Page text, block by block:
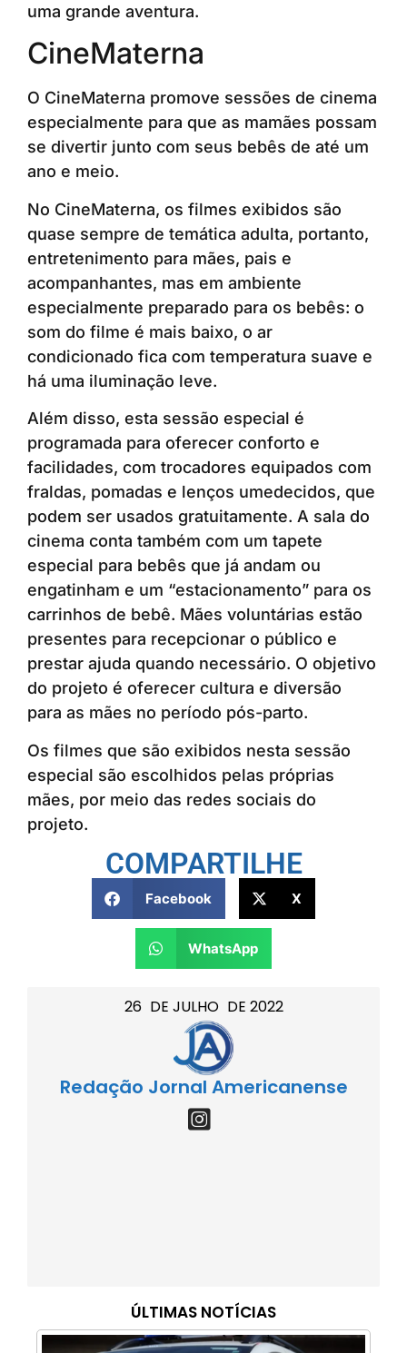
26 DE JULHO DE 2022
Redação Jornal Americanense
ÚLTIMAS NOTÍCIAS
uma grande aventura.
CineMaterna
O CineMaterna promove sessões de cinema
especialmente para que as mamães possam
se divertir junto com seus bebês de até um
ano e meio.
No CineMaterna, os filmes exibidos são
quase sempre de temática adulta, portanto,
entretenimento para mães, pais e
acompanhantes, mas em ambiente
especialmente preparado para os bebês: o
som do filme é mais baixo, o ar
condicionado fica com temperatura suave e
há uma iluminação leve.
Além disso, esta sessão especial é
programada para oferecer conforto e
facilidades, com trocadores equipados com
fraldas, pomadas e lenços umedecidos, que
podem ser usados gratuitamente. A sala do
cinema conta também com um tapete
especial para bebês que já andam ou
engatinham e um “estacionamento” para os
carrinhos de bebê. Mães voluntárias estão
presentes para recepcionar o público e
prestar ajuda quando necessário. O objetivo
do projeto é oferecer cultura e diversão
para as mães no período pós-parto.
Os filmes que são exibidos nesta sessão
especial são escolhidos pelas próprias
mães, por meio das redes sociais do
projeto.
COMPARTILHE
Facebook X
WhatsApp